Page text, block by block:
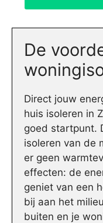
De
Direct jouw
huis isoleren in
goed startpunt.
isoleren van de
er geen
effecten: de
geniet van een
bij aan het
buiten en je